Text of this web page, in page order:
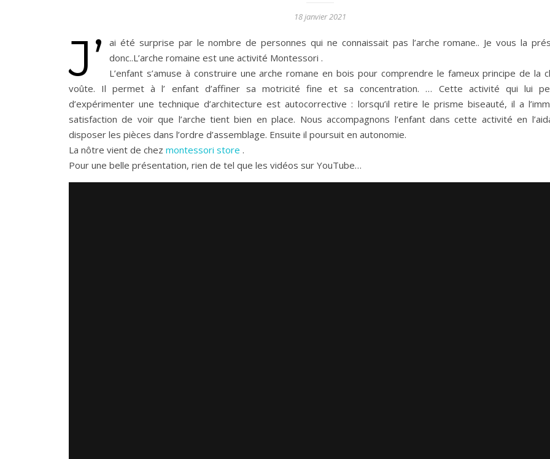
18 janvier 2021
J’
ai été surprise par le nombre de personnes qui ne connaissait pas l’arche romane.. Je vous la
donc..L’arche romaine est une activité Montessori .
L’enfant s’amuse à construire une arche romane en bois pour comprendre le fameux principe de la
voûte. Il permet à l’ enfant d’affiner sa motricité fine et sa concentration. … Cette activité qui lui
d’expérimenter une technique d’architecture est autocorrective : lorsqu’il retire le prisme biseauté, il a
satisfaction de voir que l’arche tient bien en place. Nous accompagnons l’enfant dans cette activité en
disposer les pièces dans l’ordre d’assemblage. Ensuite il poursuit en autonomie.
La nôtre vient de chez montessori store .
Pour une belle présentation, rien de tel que les vidéos sur YouTube…